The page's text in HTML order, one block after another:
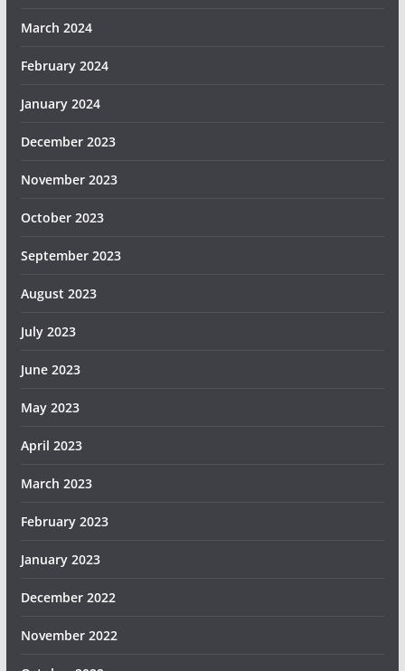
March 2024
February 2024
January 2024
December 2023
November 2023
October 2023
September 2023
August 2023
July 2023
June 2023
May 2023
April 2023
March 2023
February 2023
January 2023
December 2022
November 2022